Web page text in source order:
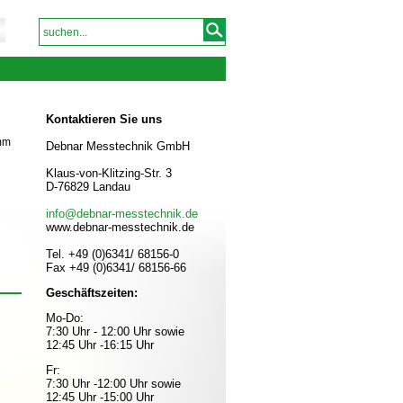
Kontaktieren Sie uns
Debnar Messtechnik GmbH
Klaus-von-Klitzing-Str. 3
D-76829 Landau
info@debnar-messtechnik.de
www.debnar-messtechnik.de
Tel. +49 (0)6341/ 68156-0
Fax +49 (0)6341/ 68156-66
Geschäftszeiten:
Mo-Do:
7:30 Uhr - 12:00 Uhr sowie
12:45 Uhr -16:15 Uhr
Fr:
7:30 Uhr -12:00 Uhr sowie
12:45 Uhr -15:00 Uhr